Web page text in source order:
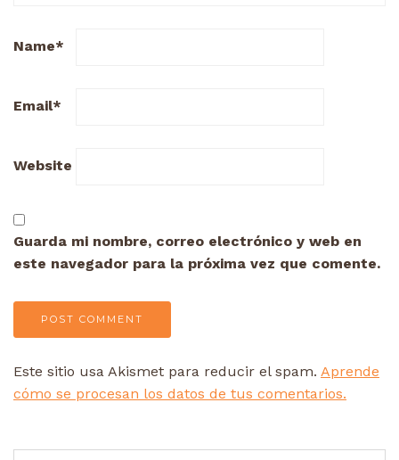
Name*
Email*
Website
Guarda mi nombre, correo electrónico y web en
este navegador para la próxima vez que comente.
Este sitio usa Akismet para reducir el spam. Aprende
cómo se procesan los datos de tus comentarios.